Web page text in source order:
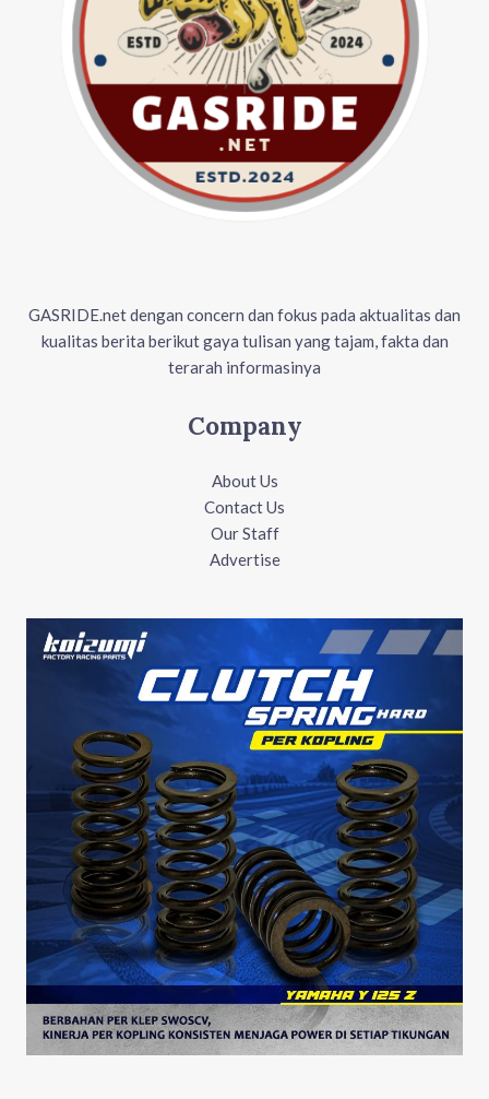
GASRIDE.net dengan concern dan fokus pada aktualitas dan
kualitas berita berikut gaya tulisan yang tajam, fakta dan
terarah informasinya
Company
About Us
Contact Us
Our Staff
Advertise